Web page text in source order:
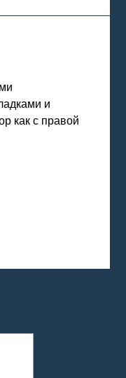
и
как с правой